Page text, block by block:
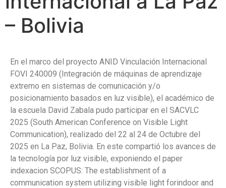
– Bolivia
En el marco del proyecto ANID Vinculación Internacional
FOVI 240009 (Integración de máquinas de aprendizaje
extremo en sistemas de comunicación y/o
posicionamiento basados en luz visible), el académico de
la escuela David Zabala pudo participar en el SACVLC
2025 (South American Conference on Visible Light
Communication), realizado del 22 al 24 de Octubre del
2025 en La Paz, Bolivia. En este compartió los avances de
la tecnología por luz visible, exponiendo el paper
indexacion SCOPUS: The establishment of a
communication system utilizing visible light forindoor and